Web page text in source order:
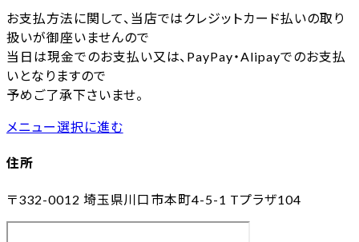
お支払方法に関して、当店ではクレジットカード払いの取り
扱いが御座いませんので
当日は現金でのお支払い又は、PayPay・Alipayでのお支払
いとなりますので
予めご了承下さいませ。
メニュー選択に進む
住所
〒332-0012 埼玉県川口市本町4-5-1 Tプラザ104